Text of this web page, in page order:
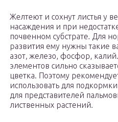
Желтеют и сохнут листья у
насаждения и при
почвенном субстрате. Для
развития ему нужны такие
азот, железо, фосфор,
элементов сильно
цветка. Поэтому
использовать для
для представителей
лиственных растений.